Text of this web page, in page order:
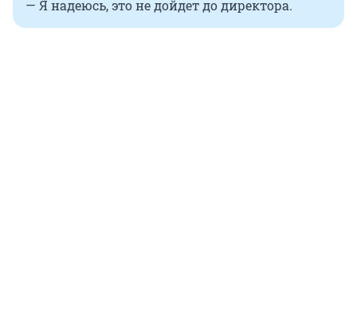
— Я надеюсь, это не дойдет до директора.